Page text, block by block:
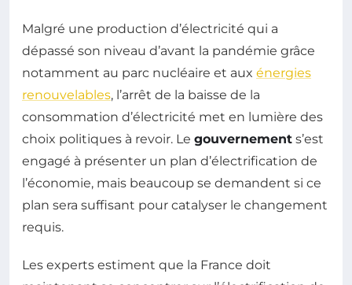
Malgré une production d’électricité qui a
dépassé son niveau d’avant la pandémie grâce
notamment au parc nucléaire et aux énergies
renouvelables, l’arrêt de la baisse de la
consommation d’électricité met en lumière des
choix politiques à revoir. Le gouvernement s’est
engagé à présenter un plan d’électrification de
l’économie, mais beaucoup se demandent si ce
plan sera suffisant pour catalyser le changement
requis.
Les experts estiment que la France doit